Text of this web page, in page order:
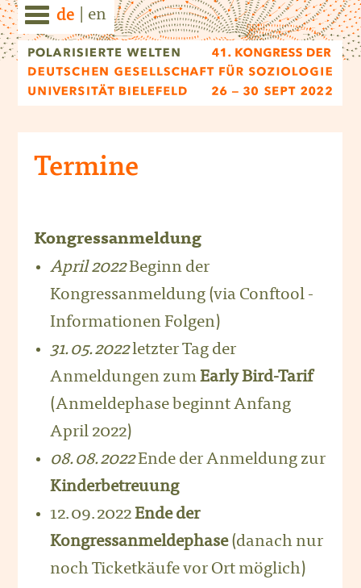
de en
Termine
Kongressanmeldung
April 2022Beginn der
Kongressanmeldung (via Conftool -
Informationen Folgen)
31.05.2022letzter Tag der
Anmeldungen zumEarly Bird-Tarif
(Anmeldephase beginnt Anfang
April 2022)
08.08.2022Ende der Anmeldung zur
Kinderbetreuung
12.09.2022Ende der
Kongressanmeldephase(danach nur
noch Ticketkäufe vor Ort möglich)